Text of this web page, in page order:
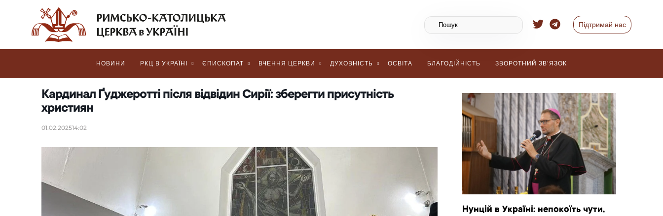
Підтримай нас
НОВИНИ РКЦ В УКРАЇНІ ЄПИСКОПАТ ВЧЕННЯ ЦЕРКВИ ДУХОВНІСТЬ ОСВІТА БЛАГОДІЙНІСТЬ ЗВОРОТНИЙ ЗВ’ЯЗОК
Кардинал Ґуджеротті після відвідин Сирії: зберегти присутність
християн
01.02.202514:02
Нунцій в Україні: непокоїть чути,